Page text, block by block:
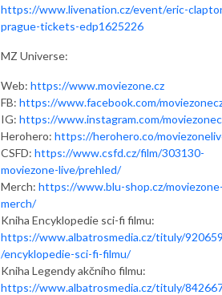
https://www.livenation.cz/event/eric-
prague-tickets-edp1625226
MZ Universe:
Web: https://www.moviezone.cz
FB: https://www.facebook.com/
IG: https://www.instagram.com/
Herohero: https://herohero.co/
CSFD: https://www.csfd.cz/film/303130-
moviezone-live/prehled/
Merch: https://www.blu-shop.cz/
merch/
Kniha Encyklopedie sci-fi filmu:
https://www.albatrosmedia.cz/tituly/
/encyklopedie-sci-fi-filmu/
Kniha Legendy akčního filmu:
https://www.albatrosmedia.cz/tituly/